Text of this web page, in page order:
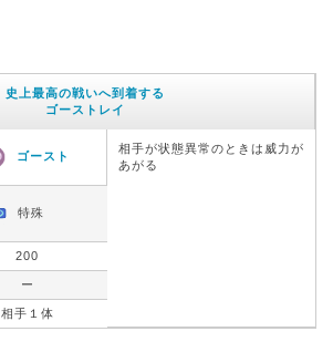
史上最高の戦いへ到着する
ゴーストレイ
ゴースト
相手が状態異常のときは威力が
あがる
特殊
200
ー
相手１体